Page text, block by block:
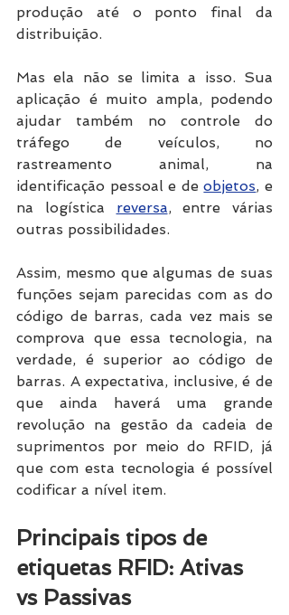
produção até o ponto final da
distribuição.
Mas ela não se limita a isso. Sua
aplicação é muito ampla, podendo
ajudar também no controle do
tráfego de veículos, no
rastreamento animal, na
identificação pessoal e de objetos, e
na logística reversa, entre várias
outras possibilidades.
Assim, mesmo que algumas de suas
funções sejam parecidas com as do
código de barras, cada vez mais se
comprova que essa tecnologia, na
verdade, é superior ao código de
barras. A expectativa, inclusive, é de
que ainda haverá uma grande
revolução na gestão da cadeia de
suprimentos por meio do RFID, já
que com esta tecnologia é possível
codificar a nível item.
Principais tipos de
etiquetas RFID: Ativas
vs Passivas